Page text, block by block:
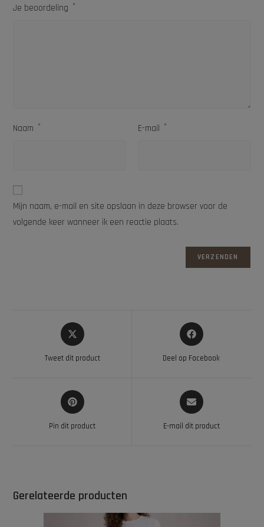
Je beoordeling *
Naam * E-mail *
Mijn naam, e-mail en site opslaan in deze browser voor de
volgende keer wanneer ik een reactie plaats.
Tweet dit product Deel op Facebook
Pin dit product E-mail dit product
Gerelateerde producten